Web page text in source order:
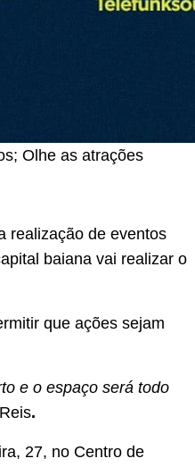
Olhe as atrações
realização de eventos
baiana vai realizar o
que ações sejam
e o espaço será todo
.
27, no Centro de